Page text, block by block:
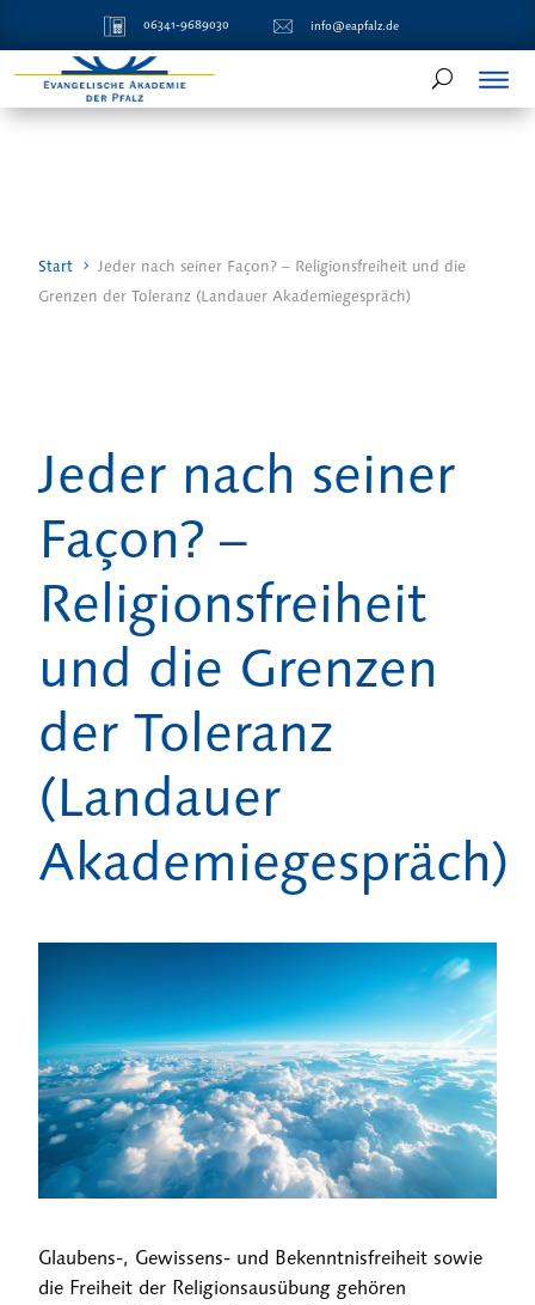
06341-9689030 info@eapfalz.de
Start
Jeder nach seiner Façon? – Religionsfreiheit und die
Grenzen der Toleranz (Landauer Akademiegespräch)
Jeder nach seiner
Façon? –
Religionsfreiheit
und die Grenzen
der Toleranz
(Landauer
Akademiegespräch)
Glaubens-, Gewissens- und Bekenntnisfreiheit sowie
die Freiheit der Religionsausübung gehören